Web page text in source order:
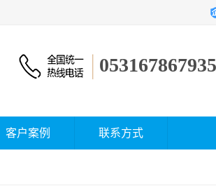
053167867935
客户案例 联系方式